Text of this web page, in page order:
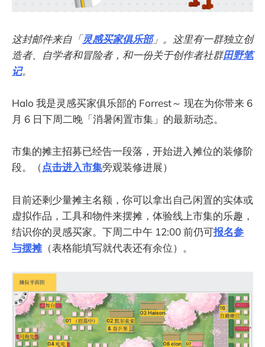
这封邮件来自「灵感买家俱乐部」。这里有一群独立创
造者、自学者和冒险者，和一份关于创作者社群田野笔
记。
Halo 我是灵感买家俱乐部的 Forrest～ 现在为你带来 6
月 6 日下周二晚「消暑闲置市集」的最新动态。
市集的摊主招募已经告一段落，开始进入摊位的装修阶
段。（点击进入市集旁观装修进展）
目前还剩少量摊主名额，你可以拿出自己闲置的实体或
虚拟作品，工具和物件来摆摊，体验线上市集的乐趣，
结识你的灵感买家。下周二中午 12:00 前仍可报名参
与摆摊 （表格能填写就代表还有余位）。